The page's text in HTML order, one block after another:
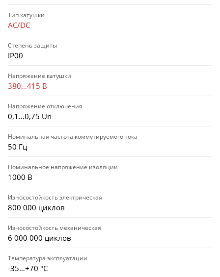
Тип катушки
AC/DC
Степень защиты
IP00
Напряжение катушки
380…415 В
Напряжение отключения
0,1…0,75 Un
Номинальная частота коммутируемого тока
50 Гц
Номинальное напряжение изоляции
1000 В
Износостойкость электрическая
800 000 циклов
Износостойкость механическая
6 000 000 циклов
Температура эксплуатации
-35…+70 °С